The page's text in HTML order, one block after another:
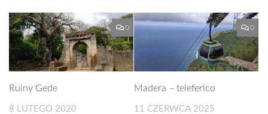
0
Ruiny Gede
8 LUTEGO 2020
0
Madera – teleferico
11 CZERWCA 2025